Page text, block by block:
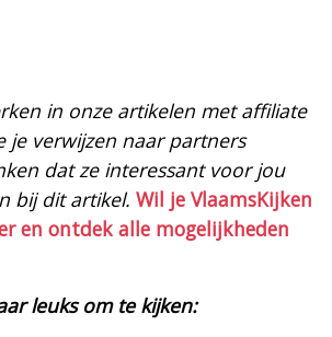
in onze artikelen met affiliate
je verwijzen naar partners
dat ze interessant voor jou
bij dit artikel. Wil je VlaamsKijken
en ontdek alle mogelijkheden
leuks om te kijken: